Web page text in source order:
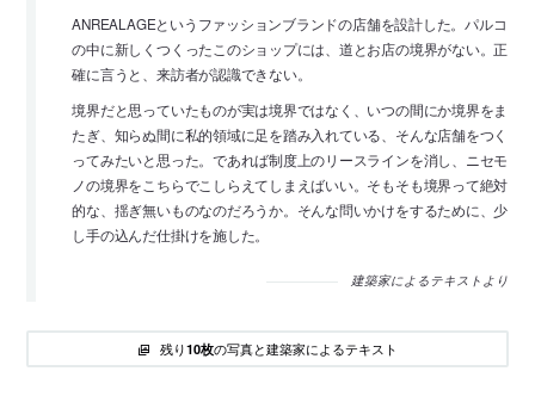
ANREALAGEというファッションブランドの店舗を設計した。パルコ
の中に新しくつくったこのショップには、道とお店の境界がない。正
確に言うと、来訪者が認識できない。
境界だと思っていたものが実は境界ではなく、いつの間にか境界をま
たぎ、知らぬ間に私的領域に足を踏み入れている、そんな店舗をつく
ってみたいと思った。であれば制度上のリースラインを消し、ニセモ
ノの境界をこちらでこしらえてしまえばいい。そもそも境界って絶対
的な、揺ぎ無いものなのだろうか。そんな問いかけをするために、少
し手の込んだ仕掛けを施した。
建築家によるテキストより
残り10枚の写真と建築家によるテキスト